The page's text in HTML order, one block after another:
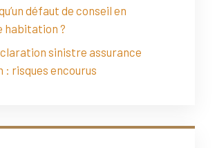
défaut de conseil en
habitation ?
sinistre assurance
risques encourus